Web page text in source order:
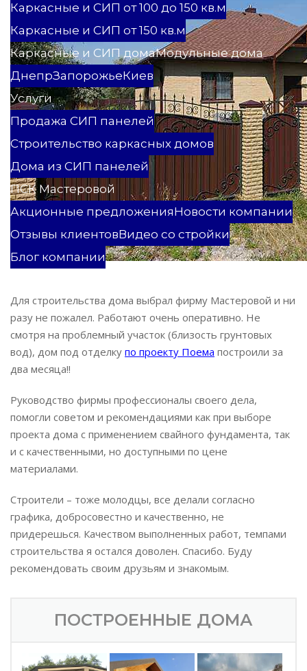
Каркасные и СИП от 100 до 150 кв.м
Каркасные и СИП от 150 кв.м
Каркасные и СИП дома
ДнепрЗапорожьеКиев
Модульные дома
Услуги
Продажа СИП панелей
Строительство каркасных домов
Дома из СИП панелей
ПСК Мастеровой
Акционные предложенияНовости компании
Отзывы клиентовВидео со стройки
Блог компании
Для строительства дома выбрал фирму Мастеровой и ни
разу не пожалел. Работают очень оперативно. Не
смотря на проблемный участок (близость грунтовых
вод), дом под отделку по проекту Поема построили за
два месяца!!
Руководство фирмы профессионалы своего дела,
помогли советом и рекомендациями как при выборе
проекта дома с применением свайного фундамента, так
и с качественными, но доступными по цене
материалами.
Строители – тоже молодцы, все делали согласно
графика, добросовестно и качественно, не
придерешься. Качеством выполненных работ, темпами
строительства я остался доволен. Спасибо. Буду
рекомендовать своим друзьям и знакомым.
ПОСТРОЕННЫЕ ДОМА